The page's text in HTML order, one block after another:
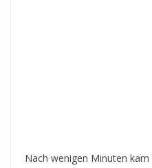
Nach wenigen Minuten